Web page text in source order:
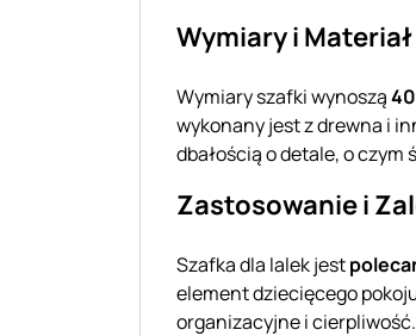
Wymiary i Materiał
Wymiary szafki wynoszą
wykonany jest z drewna i
dbałością o detale, o
Zastosowanie i
Szafka dla lalek jest
element dziecięcego
organizacyjne i cierpliwość.